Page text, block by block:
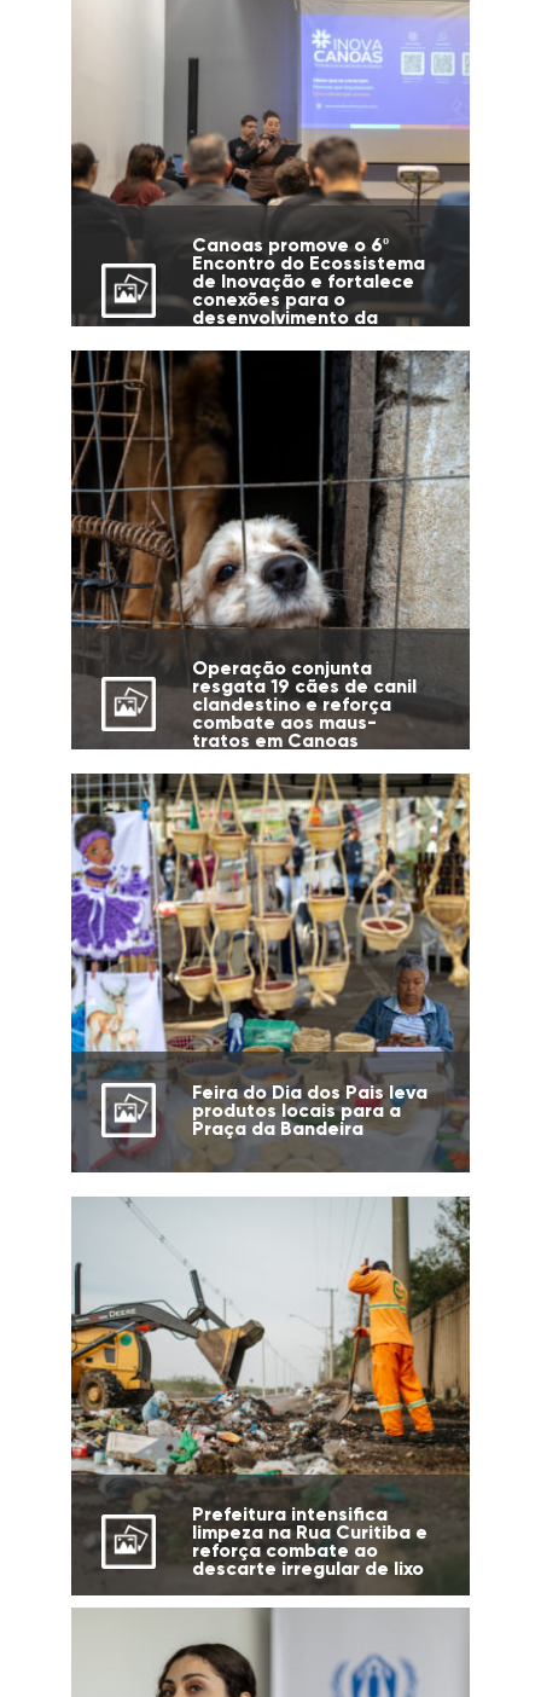
Canoas promove o 6º
Encontro do Ecossistema
de Inovação e fortalece
conexões para o
desenvolvimento da
Operação conjunta
resgata 19 cães de canil
clandestino e reforça
combate aos maus-
tratos em Canoas
Feira do Dia dos Pais leva
produtos locais para a
Praça da Bandeira
Prefeitura intensifica
limpeza na Rua Curitiba e
reforça combate ao
descarte irregular de lixo